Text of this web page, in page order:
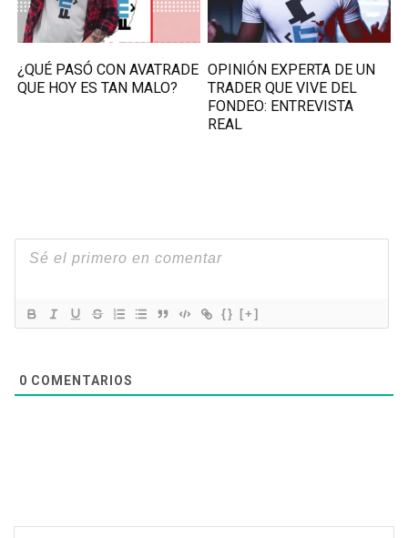
¿QUÉ PASÓ CON AVATRADE
QUE HOY ES TAN MALO?
OPINIÓN EXPERTA DE UN
TRADER QUE VIVE DEL
FONDEO: ENTREVISTA
REAL
{} [+]
0 COMENTARIOS